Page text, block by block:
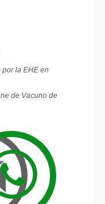
la EHE en
de Vacuno de